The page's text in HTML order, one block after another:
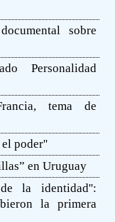
sobre
Personalidad
tema de
poder''
en Uruguay
la identidad'':
la primera